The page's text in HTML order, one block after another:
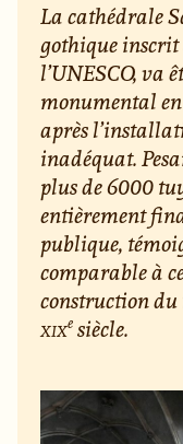
La cathédrale
gothique
l’UNESCO, va
monumental
après
inadéquat.
plus de 6000
entièrement
publique,
comparable à
construction
xixe siècle.